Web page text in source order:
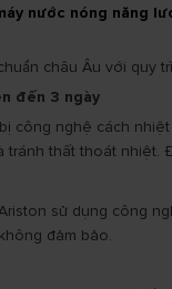
nước nóng năng
châu Âu với quy
đến 3 ngày
công nghệ cách
thất thoát
sử dụng công
đảm bảo.